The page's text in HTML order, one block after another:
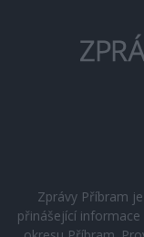
Zprávy Příbram
přinášející